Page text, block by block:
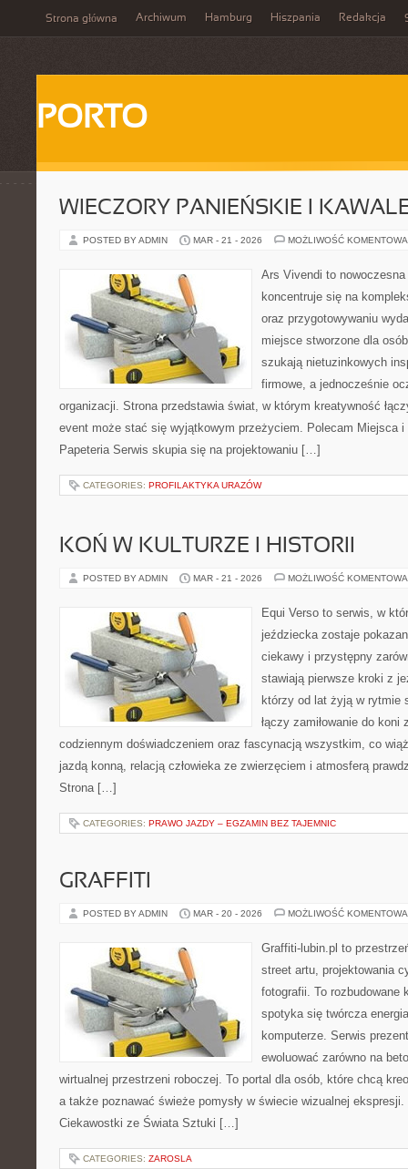
Strona główna Archiwum Hamburg Hiszpania Redakcja
PORTO
WIECZORY PANIEŃSKIE I
POSTED BY ADMIN MAR - 21 - 2026 MOŻLIWOŚĆ
Ars Vivendi to
koncentruje się na
oraz przygotowywaniu
miejsce stworzone dla
szukają nietuzinkowych
firmowe, a jednocześnie
organizacji. Strona przedstawia świat, w którym kreatywność
event może stać się wyjątkowym przeżyciem. Polecam Miejsca i
Papeteria Serwis skupia się na projektowaniu […]
CATEGORIES: PROFILAKTYKA URAZÓW
KOŃ W KULTURZE I HISTORII
POSTED BY ADMIN MAR - 21 - 2026 MOŻLIWOŚĆ
Equi Verso to serwis, w
jeździecka zostaje
ciekawy i przystępny
stawiają pierwsze kroki z
którzy od lat żyją w rytmie
łączy zamiłowanie do
codziennym doświadczeniem oraz fascynacją wszystkim, co
jazdą konną, relacją człowieka ze zwierzęciem i atmosferą
Strona […]
CATEGORIES: PRAWO JAZDY – EGZAMIN BEZ TAJEMNIC
GRAFFITI
POSTED BY ADMIN MAR - 20 - 2026 MOŻLIWOŚĆ
Graffiti-lubin.pl to
street artu, projektowania
fotografii. To rozbudowane
spotyka się twórcza
komputerze. Serwis
ewoluować zarówno na
wirtualnej przestrzeni roboczej. To portal dla osób, które chcą
a także poznawać świeże pomysły w świecie wizualnej
Ciekawostki ze Świata Sztuki […]
CATEGORIES: ZAROSLA